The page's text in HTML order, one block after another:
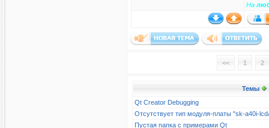
На
<< 1 2
Темы
Qt Creator Debugging
Отсутствует тип модуля-платы "sk-a40i-
Пустая папка с примерами Qt